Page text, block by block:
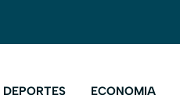
DEPORTES ECONOMIA